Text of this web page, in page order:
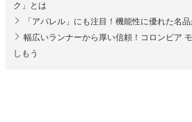
ク」とは
「アパレル」にも注目！機能性に優れた名
幅広いランナーから厚い信頼！コロンビア
しもう